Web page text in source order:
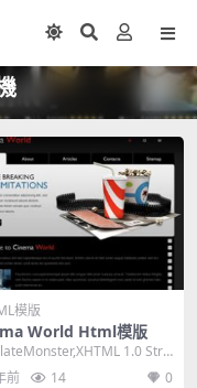
模版
World Html模版
1.0 Stric
前 14 0